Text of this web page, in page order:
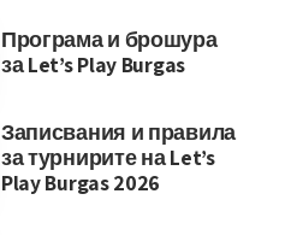
Програма и брошура
за Let’s Play Burgas
Записвания и правила
за турнирите на Let’s
Play Burgas 2026